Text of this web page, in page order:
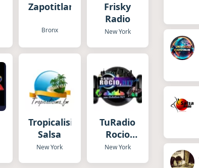
Zapotitlan
Bronx
Frisky
Radio
New York
Tropicalisima
Salsa
New York
TuRadio
Rocio
Net
New York